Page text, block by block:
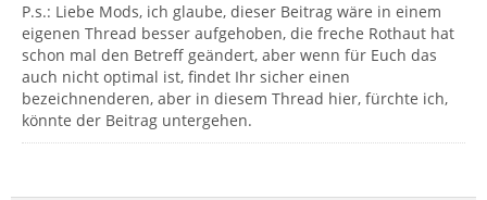
P.s.: Liebe Mods, ich glaube, dieser Beitrag wäre in einem
eigenen Thread besser aufgehoben, die freche Rothaut hat
schon mal den Betreff geändert, aber wenn für Euch das
auch nicht optimal ist, findet Ihr sicher einen
bezeichnenderen, aber in diesem Thread hier, fürchte ich,
könnte der Beitrag untergehen.